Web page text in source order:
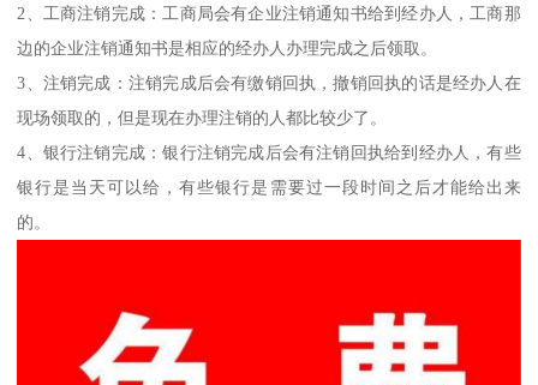
2、工商注销完成：工商局会有企业注销通知书给到经办人，工商那
边的企业注销通知书是相应的经办人办理完成之后领取。
3、注销完成：注销完成后会有缴销回执，撤销回执的话是经办人在
现场领取的，但是现在办理注销的人都比较少了。
4、银行注销完成：银行注销完成后会有注销回执给到经办人，有些
银行是当天可以给，有些银行是需要过一段时间之后才能给出来
的。